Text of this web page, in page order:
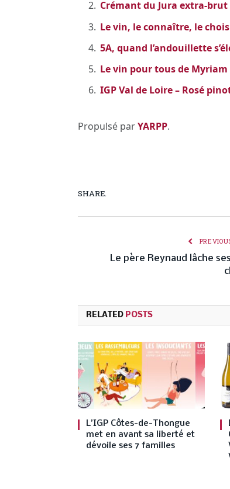
Crémant du Jura extra-brut
Le vin, le connaître, le
5A, quand l’andouillette
Le vin pour tous de
IGP Val de Loire – Rosé
Propulsé parYARPP.
SHARE.
Le père Reynaud lâche
RELATED POSTS
L’IGP Côtes-de-Thongue
met en avant sa liberté et
dévoile ses 7 familles